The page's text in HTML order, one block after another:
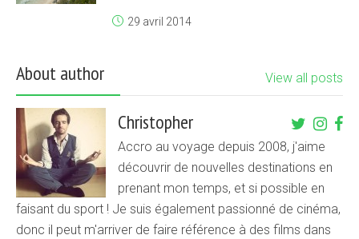
29 avril 2014
About author View all posts
Christopher
Accro au voyage depuis 2008, j'aime
découvrir de nouvelles destinations en
prenant mon temps, et si possible en
faisant du sport ! Je suis également passionné de cinéma,
donc il peut m'arriver de faire référence à des films dans